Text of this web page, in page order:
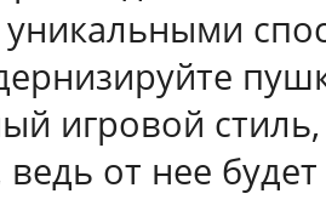
уникальными
игровой
от нее